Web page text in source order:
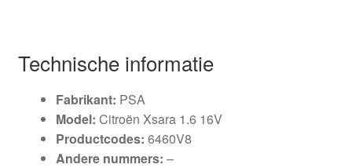
Technische informatie
Fabrikant: PSA
Model: Citroën Xsara 1.6 16V
Productcodes: 6460V8
Andere nummers: –